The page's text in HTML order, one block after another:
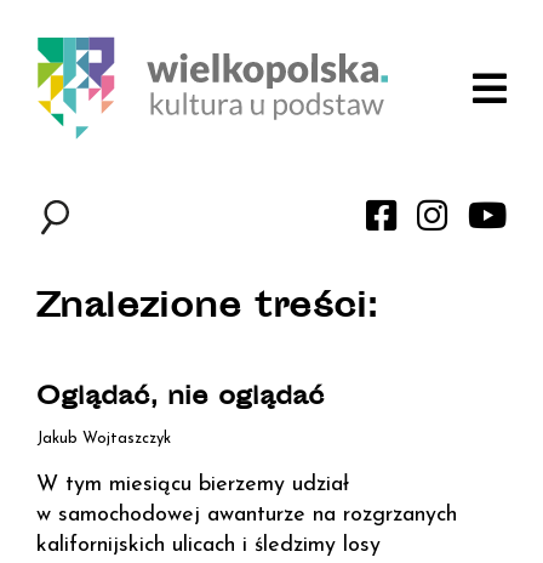
Znalezione treści:
Oglądać, nie oglądać
Jakub Wojtaszczyk
W tym miesiącu bierzemy udział
w samochodowej awanturze na rozgrzanych
kalifornijskich ulicach i śledzimy losy